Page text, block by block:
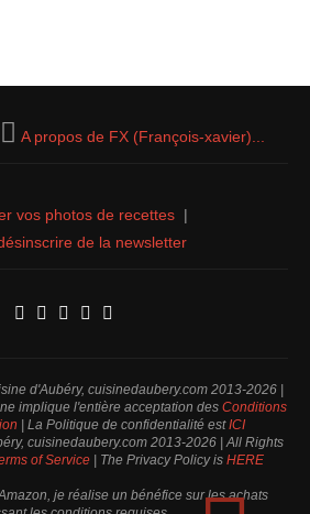
A propos de FX (François-xavier)...
vos photos de recettes |
de la newsletter
d'Aubéry, cuisinedaubery.com 2013-2026 |
implique l'entière acceptation des Conditions
| La Politique de confidentialité estICI
cuisinedaubery.com 2013-2026 | All Rights
of Service | The Privacy Policy is HERE
je réalise un bénéfice sur les achats